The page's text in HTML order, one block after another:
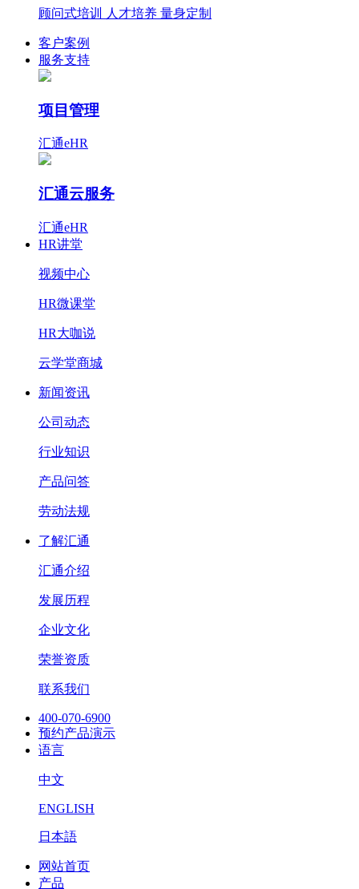
顾问式培训 人才培养 量身定制
客户案例
服务支持
项目管理
汇通eHR
汇通云服务
汇通eHR
HR讲堂
视频中心
HR微课堂
HR大咖说
云学堂商城
新闻资讯
公司动态
行业知识
产品问答
劳动法规
了解汇通
汇通介绍
发展历程
企业文化
荣誉资质
联系我们
400-070-6900
预约产品演示
语言
中文
ENGLISH
日本語
网站首页
产品